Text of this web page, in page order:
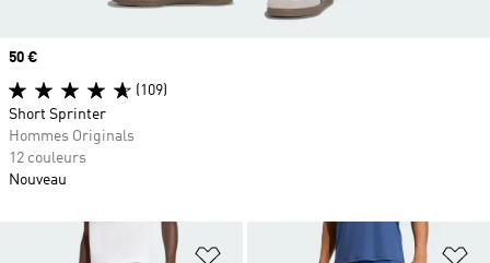
Ajouter à la Liste de produits
Prix
50 €
(109)
Short Sprinter
Hommes Originals
12 couleurs
Nouveau